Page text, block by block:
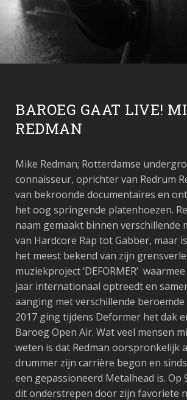
BAROEG GAAT LIVE!
REDMAN
Mike Redman; Rotterdamse
connaisseur, oprichter van Redrum
van bekroonde documentaires en
het oog springende platenhoezen.
naam gemaakt binnen verschillende
van Hardcore Rap tot Gabber, maar
het meest bekend van zijn
muziekproject ‘DEFORMER’
jaar internationaal optreedt en
aanging met verschillende
2017 ging tijdens Deformer het dak
Baroeg Open Air. Wat veel mensen
weten is dat Redman oorspronkelijk
drummer zijn carrière begon en
een gepassioneerd Metalhead is. Op
dit onderstrepen door zijn favoriete